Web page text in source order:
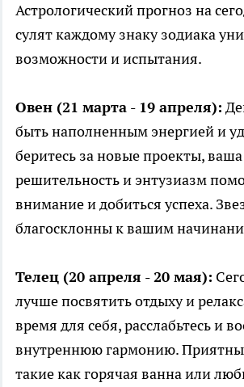
Астрологический прогноз на
сулят каждому знаку зодиака
возможности и испытания.
Овен (21 марта - 19 апреля):
быть наполненным энергией и
беритесь за новые проекты, ваша
решительность и энтузиазм
внимание и добиться успеха.
благосклонны к вашим
Телец (20 апреля - 20 мая):
лучше посвятить отдыху и
время для себя, расслабьтесь и
внутреннюю гармонию.
такие как горячая ванна или